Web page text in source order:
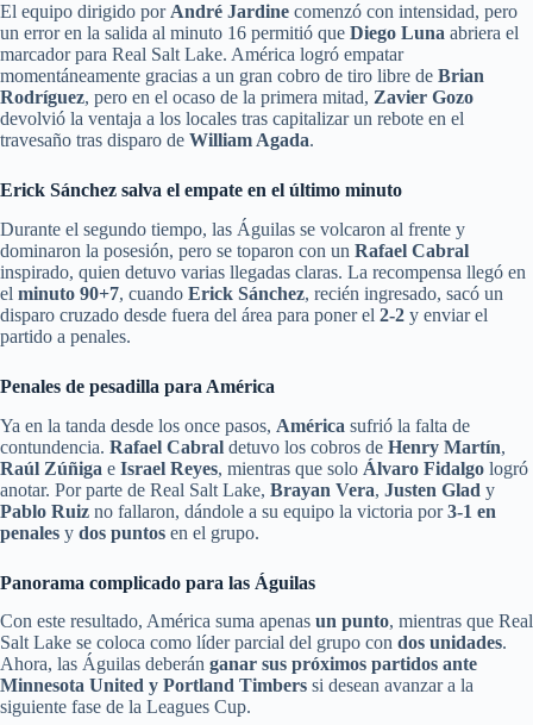
El equipo dirigido por André Jardine comenzó con intensidad, pero
un error en la salida al minuto 16 permitió que Diego Luna abriera el
marcador para Real Salt Lake. América logró empatar
momentáneamente gracias a un gran cobro de tiro libre de Brian
Rodríguez, pero en el ocaso de la primera mitad, Zavier Gozo
devolvió la ventaja a los locales tras capitalizar un rebote en el
travesaño tras disparo de William Agada.
Erick Sánchez salva el empate en el último minuto
Durante el segundo tiempo, las Águilas se volcaron al frente y
dominaron la posesión, pero se toparon con un Rafael Cabral
inspirado, quien detuvo varias llegadas claras. La recompensa llegó en
el minuto 90+7, cuando Erick Sánchez, recién ingresado, sacó un
disparo cruzado desde fuera del área para poner el 2-2 y enviar el
partido a penales.
Penales de pesadilla para América
Ya en la tanda desde los once pasos, América sufrió la falta de
contundencia. Rafael Cabral detuvo los cobros de Henry Martín,
Raúl Zúñiga e Israel Reyes, mientras que solo Álvaro Fidalgo logró
anotar. Por parte de Real Salt Lake, Brayan Vera, Justen Glad y
Pablo Ruiz no fallaron, dándole a su equipo la victoria por3-1 en
penales y dos puntos en el grupo.
Panorama complicado para las Águilas
Con este resultado, América suma apenas un punto, mientras que Real
Salt Lake se coloca como líder parcial del grupo con dos unidades.
Ahora, las Águilas deberán ganar sus próximos partidos ante
Minnesota United y Portland Timbers si desean avanzar a la
siguiente fase de la Leagues Cup.